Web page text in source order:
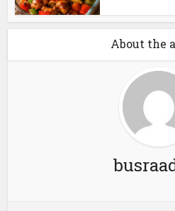
About the